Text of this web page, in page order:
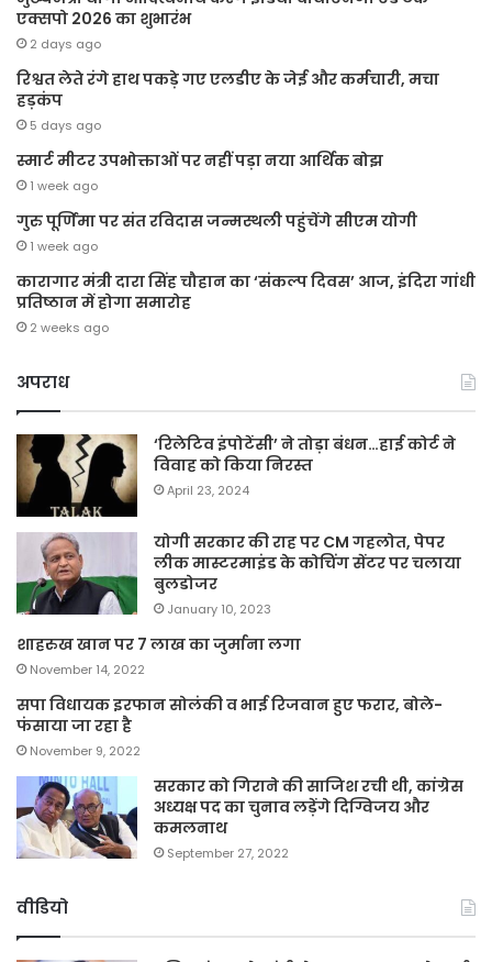
एक्सपो 2026 का शुभारंभ
2 days ago
रिश्वत लेते रंगे हाथ पकड़े गए एलडीए के जेई और कर्मचारी, मचा
हड़कंप
5 days ago
स्मार्ट मीटर उपभोक्ताओं पर नहीं पड़ा नया आर्थिक बोझ
1 week ago
गुरु पूर्णिमा पर संत रविदास जन्मस्थली पहुंचेंगे सीएम योगी
1 week ago
कारागार मंत्री दारा सिंह चौहान का ‘संकल्प दिवस’ आज, इंदिरा गांधी
प्रतिष्ठान में होगा समारोह
2 weeks ago
अपराध
‘रिलेटिव इंपोटेंसी’ ने तोड़ा बंधन…हाई कोर्ट ने
विवाह को किया निरस्त
April 23, 2024
योगी सरकार की राह पर CM गहलोत, पेपर
लीक मास्टरमाइंड के कोचिंग सेंटर पर चलाया
बुलडोजर
January 10, 2023
शाहरुख खान पर 7 लाख का जुर्माना लगा
November 14, 2022
सपा विधायक इरफान सोलंकी व भाई रिजवान हुए फरार, बोले-
फंसाया जा रहा है
November 9, 2022
सरकार को गिराने की साजिश रची थी, कांग्रेस
अध्यक्ष पद का चुनाव लड़ेंगे दिग्विजय और
कमलनाथ
September 27, 2022
वीडियो